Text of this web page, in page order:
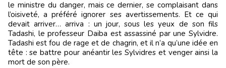
le ministre du danger, mais ce dernier, se complaisant dans
l’oisiveté, a préféré ignorer ses avertissements. Et ce qui
devait arriver… arriva : un jour, sous les yeux de son fils
Tadashi, le professeur Daiba est assassiné par une Sylvidre.
Tadashi est fou de rage et de chagrin, et il n’a qu’une idée en
tête : se battre pour anéantir les Sylvidres et venger ainsi la
mort de son père.